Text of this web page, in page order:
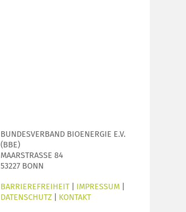
BUNDESVERBAND BIOENERGIE E.V.
(BBE)
MAARSTRASSE 84
53227 BONN
BARRIEREFREIHEIT IMPRESSUM
DATENSCHUTZ
KONTAKT